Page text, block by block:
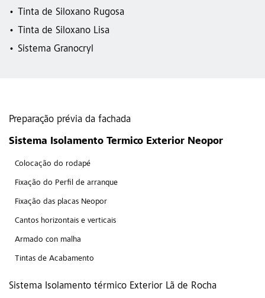
Preparação prévia da fachada
Sistema Isolamento Termico Exterior Neopor
Colocação do rodapé
Fixação do Perfil de arranque
Fixação das placas Neopor
Cantos horizontais e verticais
Armado con malha
Tintas de Acabamento
Sistema Isolamento térmico Exterior Lã de Rocha
Tinta de Siloxano Rugosa
Tinta de Siloxano Lisa
Sistema Granocryl